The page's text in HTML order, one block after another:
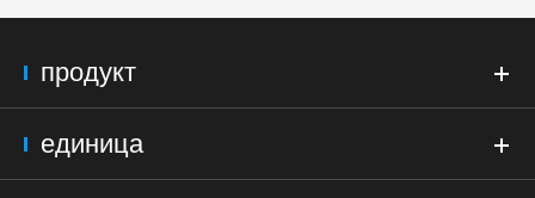
продукт
единица